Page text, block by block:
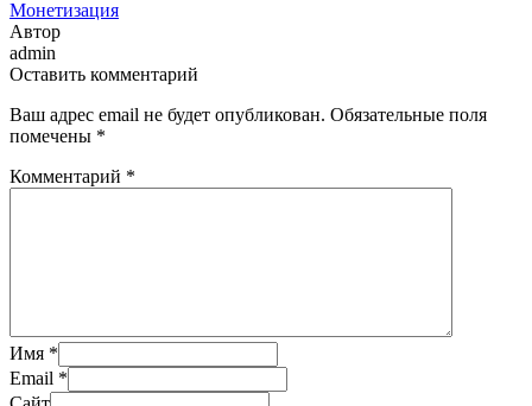
Монетизация
Автор
admin
Оставить комментарий
Ваш адрес email не будет опубликован. Обязательные поля
помечены *
Комментарий *
Имя *
Email *